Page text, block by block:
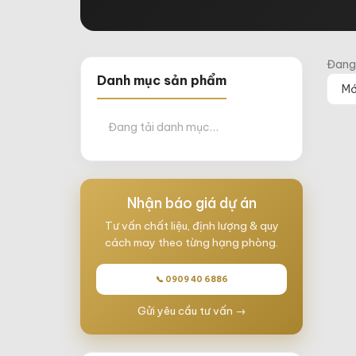
Danh mục sản phẩm
Đang tải danh mục…
Nhận báo giá dự án
Tư vấn chất liệu, định lượng & quy
cách may theo từng hạng phòng.
📞 0909 40 6886
Gửi yêu cầu tư vấn →